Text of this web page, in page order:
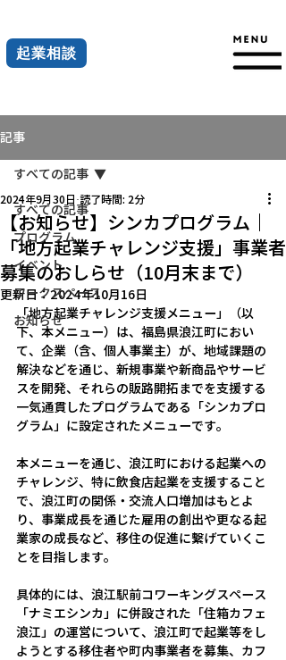
起業相談
記事
すべての記事
プログラム
イベント
ワークスペース
お知らせ
すべての記事
【お知らせ】シンカプログラム｜
「地方起業チャレンジ支援」事業者
募集のおしらせ（10月末まで）
2024年9月30日 読了時間: 2分
更新日：2024年10月16日
「地方起業チャレンジ支援メニュー」（以
下、本メニュー）は、福島県浪江町におい
て、企業（含、個人事業主）が、地域課題の
解決などを通じ、新規事業や新商品やサービ
スを開発、それらの販路開拓までを支援する
一気通貫したプログラムである「シンカプロ
グラム」に設定されたメニューです。
本メニューを通じ、浪江町における起業への
チャレンジ、特に飲食店起業を支援すること
で、浪江町の関係・交流人口増加はもとよ
り、事業成長を通じた雇用の創出や更なる起
業家の成長など、移住の促進に繋げていくこ
とを目指します。
具体的には、浪江駅前コワーキングスペース
「ナミエシンカ」に併設された「住箱カフェ
浪江」の運営について、浪江町で起業等をし
ようとする移住者や町内事業者を募集、カフ